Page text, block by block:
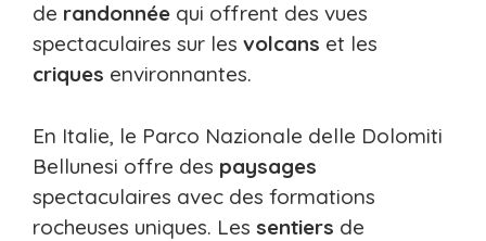
de randonnée qui offrent des vues
spectaculaires sur les volcans et les
criques environnantes.
En Italie, le Parco Nazionale delle Dolomiti
Bellunesi offre des paysages
spectaculaires avec des formations
rocheuses uniques. Les sentiers de